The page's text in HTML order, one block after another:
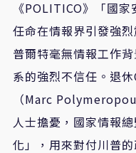
《POLITICO》「國
任命在情報界引發強
普爾特毫無情報工作
系的強烈不信任。退
（Marc
人士擔憂，國家情報
化」，用來對付川普的